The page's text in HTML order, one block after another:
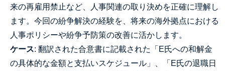
来の再雇用禁止など、人事関連の取り決めを正確に理解し
ます。今回の紛争解決の経験を、将来の海外拠点における
人事ポリシーや紛争予防策の改善に活かします。
ケース: 翻訳された合意書に記載された「E氏への和解金
の具体的な金額と支払いスケジュール」、「E氏の退職日